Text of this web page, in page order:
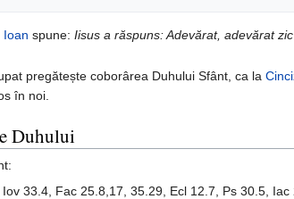
Ioan spune:Iisus a răspuns: Adevărat, adevărat
pregătește coborârea Duhului Sfânt, ca la
în noi.
Duhului
33.4, Fac 25.8,17, 35.29, Ecl 12.7, Ps 30.5, Iac